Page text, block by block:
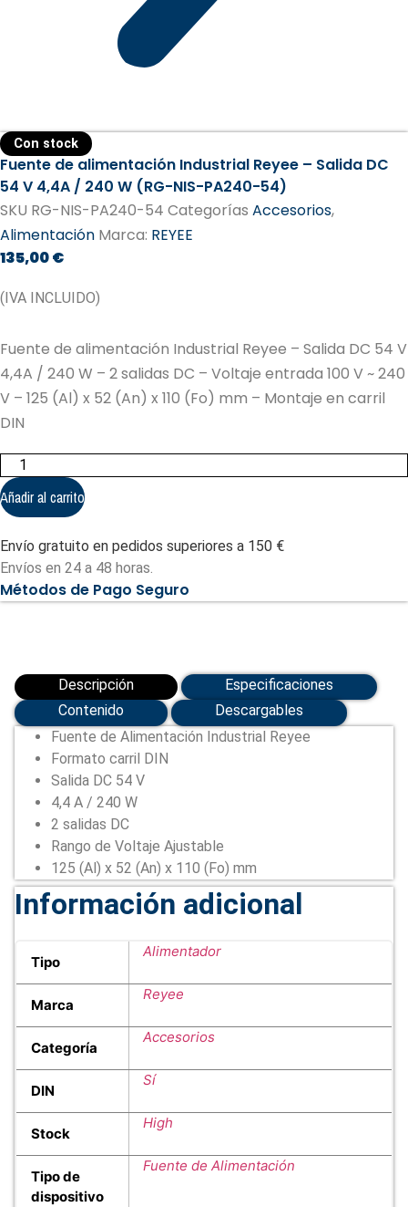
Con stock
Fuente de alimentación Industrial Reyee – Salida DC
54 V 4,4A / 240 W (RG-NIS-PA240-54)
SKU RG-NIS-PA240-54 Categorías Accesorios,
Alimentación Marca: REYEE
135,00€
(IVA INCLUIDO)
Fuente de alimentación Industrial Reyee – Salida DC 54 V
4,4A / 240 W – 2 salidas DC – Voltaje entrada 100 V ~ 240
V – 125 (Al) x 52 (An) x 110 (Fo) mm – Montaje en carril
DIN
Fuente
de
alimentación
Industrial
Reyee
Salida
DC
54
V
4,4A
NIS-
PA240-
54)
cantidad
Añadir al carrito
Envío gratuito en pedidos superiores a 150 €
Envíos en 24 a 48 horas.
Métodos de Pago Seguro
Descripción
Especificaciones
Contenido
Descargables
Fuente de Alimentación Industrial Reyee
Formato carril DIN
Salida DC 54 V
4,4 A / 240 W
2 salidas DC
Rango de Voltaje Ajustable
125 (Al) x 52 (An) x 110 (Fo) mm
Información adicional
Tipo
Alimentador
Marca
Reyee
Categoría
Accesorios
DIN
Sí
Stock
High
Tipo de
dispositivo
Fuente de Alimentación